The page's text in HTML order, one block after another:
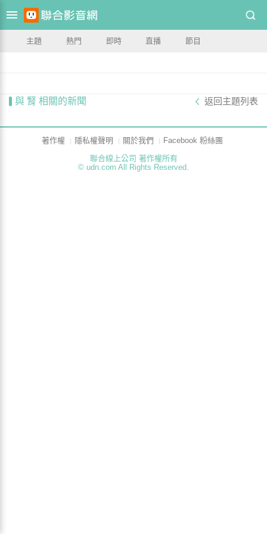
主題 熱門 即時 直播 節目
與 腎 相關的新聞 返回主題列表
著作權 隱私權聲明 關於我們
Facebook 粉絲團
聯合線上公司 著作權所有
© udn.com All Rights Reserved.